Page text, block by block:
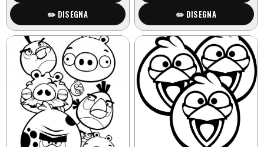
✏️ DISEGNA ✏️ DISEGNA